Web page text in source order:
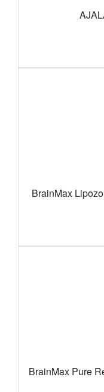
BrainMax
BrainMax Pure